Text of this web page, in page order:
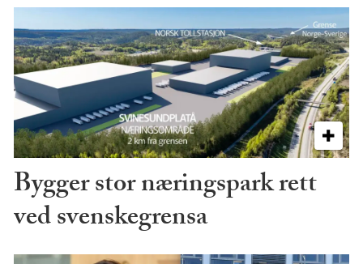
Bygger stor næringspark rett
ved svenskegrensa